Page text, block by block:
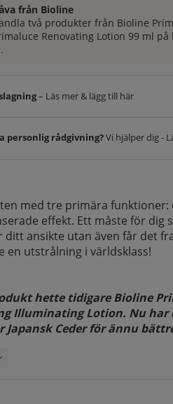
från Bioline
två produkter från Bioline
Renovating Lotion 99 ml på
– Läs mer & lägg till här
personlig rådgivning?Vi hjälper dig -
med tre primära
effekt. Ett måste för dig
ditt ansikte utan även får det
en utstrålning i världsklass!
hette tidigareBioline
Illuminating Lotion. Nu har
Japansk Ceder för ännu